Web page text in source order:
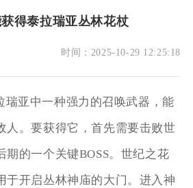
得泰拉瑞亚丛林花杖
时间： 2025-10-29 12:25:18
瑞亚中一种强力的召唤武器，能
人。要获得它，首先需要击败世
期的一个关键BOSS。世纪之花
于开启丛林神庙的大门。进入神